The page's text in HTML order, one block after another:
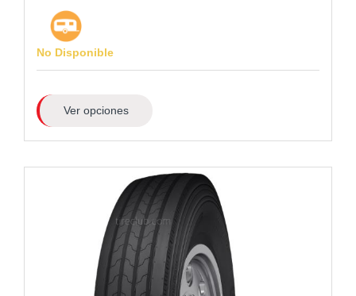
No Disponible
Ver opciones